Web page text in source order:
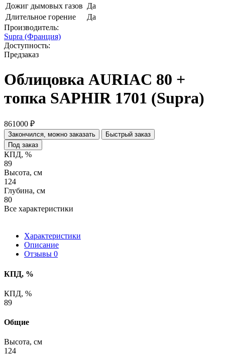
Дожиг дымовых газов Да
Длительное горение
Да
Производитель:
Supra (Франция)
Доступность:
Предзаказ
Облицовка AURIAC 80 +
топка SAPHIR 1701 (Supra)
861000 ₽
Закончился, можно заказать
Быстрый заказ
Под заказ
КПД, %
89
Высота, см
124
Глубина, см
80
Все характеристики
Характеристики
Описание
Отзывы 0
КПД, %
КПД, %
89
Общие
Высота, см
124